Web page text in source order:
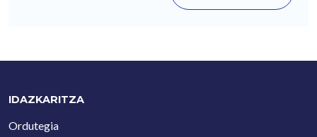
IDAZKARITZA
Ordutegia